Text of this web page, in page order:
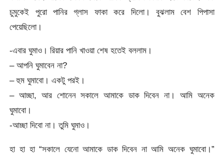
চুমুকেই পুরো পানির গ্লাস ফাকা করে দিলো। বুঝলাম বেশ পিপাসা
পেয়েছিলো।
-এবার ঘুমাও। রিয়ার পানি খাওয়া শেষ হতেই বললাম।
– আপনি ঘুমাবেন না?
– হুম ঘুমাবো। একটু পরই।
– আচ্ছা, আর শোনেন সকালে আমাকে ডাক দিবেন না। আমি অনেক
ঘুমাবো।
-আচ্ছা দিবো না। তুমি ঘুমাও।
হা হা হা “সকালে যেনো আমাকে ডাক দিবেন না আমি অনেক ঘুমাবো।”